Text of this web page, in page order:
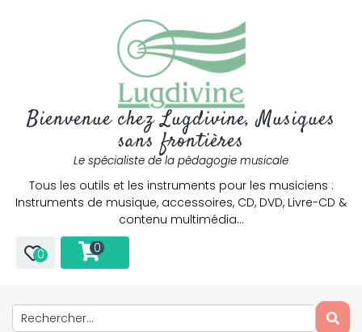
Bienvenue chez Lugdivine, Musiques
sans frontières
Le spécialiste de la pédagogie musicale
Tous les outils et les instruments pour les musiciens :
Instruments de musique, accessoires, CD, DVD, Livre-CD &
contenu multimédia…
0 0